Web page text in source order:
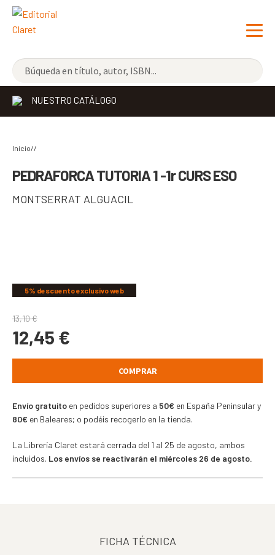
NOVEDADES
LOS MÁS VENDIDOS
LIBRERÍA CLARET
CONTACTO
NUESTRO CATÁLOGO
Inicio//
PEDRAFORCA TUTORIA 1 -1r CURS ESO
MONTSERRAT ALGUACIL
5% descuento exclusivo web
13,10€
12,45 €
COMPRAR
Envío gratuito en pedidos superiores a 50€ en España Peninsular y
80€ en Baleares; o podéis recogerlo en la tienda.
La Librería Claret estará cerrada del 1 al 25 de agosto, ambos
incluidos. Los envíos se reactivarán el miércoles 26 de agosto.
FICHA TÉCNICA